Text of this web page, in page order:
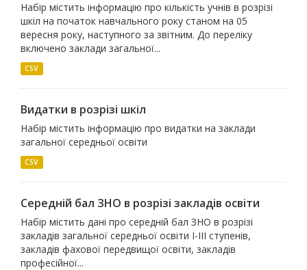
Набір містить інформацію про кількість учнів в розрізі
шкіл на початок навчального року станом на 05
вересня року, наступного за звітним. До переліку
включено заклади загальної...
CSV
Видатки в розрізі шкіл
Набір містить інформацію про видатки на заклади
загальної середньої освіти
CSV
Середній бал ЗНО в розрізі закладів освіти
Набір містить дані про середній бал ЗНО в розрізі
закладів загальної середньої освіти І-ІІІ ступенів,
закладів фахової передвищої освіти, закладів
професійної...